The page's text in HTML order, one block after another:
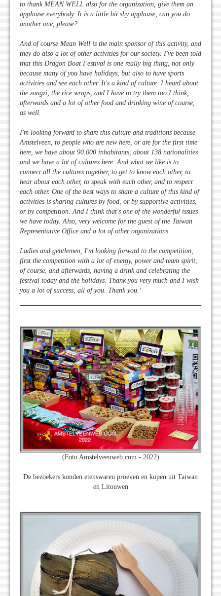
to thank MEAN WELL also for the organization, give them an
applause everybody. It is a little bit shy applause, can you do
another one, please?
And of course Mean Well is the main sponsor of this activity, and
they do also a lot of other activities for our society. I've been told
that this Dragon Boat Festival is one really big thing, not only
because many of you have holidays, but also to have sports
activities and see each other. It's a kind of culture. I heard about
the zongzi, the rice wraps, and I have to try them too I think,
afterwards and a lot of other food and drinking wine of course,
as well.
I'm looking forward to share this culture and traditions because
Amstelveen, to people who are new here, or are for the first time
here, we have about 90.000 inhabitants, about 138 nationalities
and we have a lot of cultures here. And what we like is to
connect all the cultures together, to get to know each other, to
hear about each other, to speak with each other, and to respect
each other. One of the best ways to share a culture of this kind of
activities is sharing cultures by food, or by supportive activities,
or by competition. And I think that's one of the wonderful issues
we have today. Also, very welcome for the guest of the Taiwan
Representative Office and a lot of other organizations.
Ladies and gentlemen, I'm looking forward to the competition,
first the competition with a lot of energy, power and team spirit,
of course, and afterwards, having a drink and celebrating the
festival today and the holidays. Thank you very much and I wish
you a lot of success, all of you. Thank you.’
(Foto Amstelveenweb.com - 2022)
De bezoekers konden etenswaren proeven en kopen uit Taiwan
en Litouwen